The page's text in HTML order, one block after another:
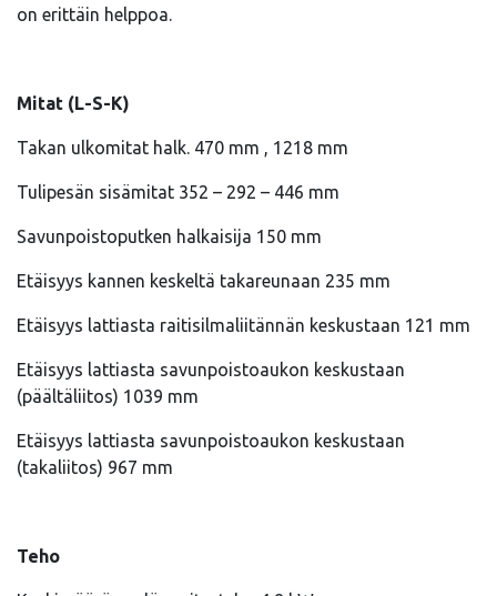
on erittäin helppoa.
Mitat (L-S-K)
Takan ulkomitat halk. 470 mm , 1218 mm
Tulipesän sisämitat 352 – 292 – 446 mm
Savunpoistoputken halkaisija 150 mm
Etäisyys kannen keskeltä takareunaan 235 mm
Etäisyys lattiasta raitisilmaliitännän keskustaan 121 mm
Etäisyys lattiasta savunpoistoaukon keskustaan
(päältäliitos) 1039 mm
Etäisyys lattiasta savunpoistoaukon keskustaan
(takaliitos) 967 mm
Teho